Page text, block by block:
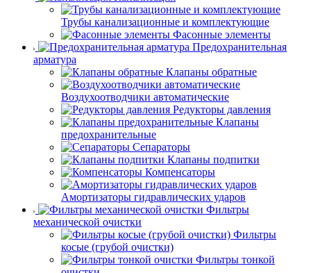
Трубы канализационные и комплектующие
Фасонные элементы
Предохранительная
арматура
Клапаны обратные
Воздухоотводчики автоматические
Редукторы давления
Клапаны
предохранительные
Сепараторы
Клапаны подпитки
Компенсаторы
Амортизаторы гидравлических ударов
Фильтры
механической очистки
Фильтры
косые (грубой очистки)
Фильтры тонкой